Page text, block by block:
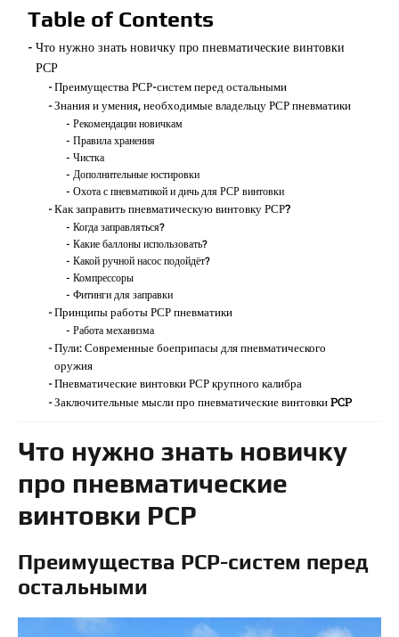
Table of Contents
Что нужно знать новичку про пневматические винтовки
РСР
Преимущества РСР-систем перед остальными
Знания и умения, необходимые владельцу РСР пневматики
Рекомендации новичкам
Правила хранения
Чистка
Дополнительные юстировки
Охота с пневматикой и дичь для РСР винтовки
Как заправить пневматическую винтовку РСР?
Когда заправляться?
Какие баллоны использовать?
Какой ручной насос подойдёт?
Компрессоры
Фитинги для заправки
Принципы работы РСР пневматики
Работа механизма
Пули: Современные боеприпасы для пневматического
оружия
Пневматические винтовки РСР крупного калибра
Заключительные мысли про пневматические винтовки PCP
Что нужно знать новичку
про пневматические
винтовки РСР
Преимущества РСР-систем перед
остальными